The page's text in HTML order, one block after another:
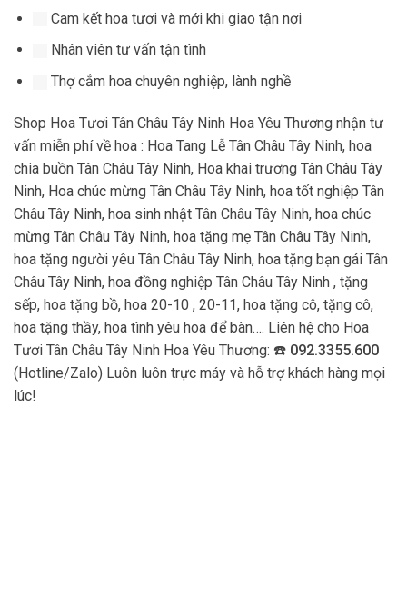
Cam kết hoa tươi và mới khi giao tận nơi
Nhân viên tư vấn tận tình
Thợ cắm hoa chuyên nghiệp, lành nghề
Shop Hoa Tươi Tân Châu Tây Ninh Hoa Yêu Thương nhận tư
vấn miễn phí về hoa : Hoa Tang Lễ Tân Châu Tây Ninh, hoa
chia buồn Tân Châu Tây Ninh, Hoa khai trương Tân Châu Tây
Ninh, Hoa chúc mừng Tân Châu Tây Ninh, hoa tốt nghiệp Tân
Châu Tây Ninh, hoa sinh nhật Tân Châu Tây Ninh, hoa chúc
mừng Tân Châu Tây Ninh, hoa tặng mẹ Tân Châu Tây Ninh,
hoa tặng người yêu Tân Châu Tây Ninh, hoa tặng bạn gái Tân
Châu Tây Ninh, hoa đồng nghiệp Tân Châu Tây Ninh , tặng
sếp, hoa tặng bồ, hoa 20-10 , 20-11, hoa tặng cô, tặng cô,
hoa tặng thầy, hoa tình yêu hoa để bàn…. Liên hệ cho Hoa
Tươi Tân Châu Tây Ninh Hoa Yêu Thương: ☎️ 092.3355.600
(Hotline/Zalo) Luôn luôn trực máy và hỗ trợ khách hàng mọi
lúc!